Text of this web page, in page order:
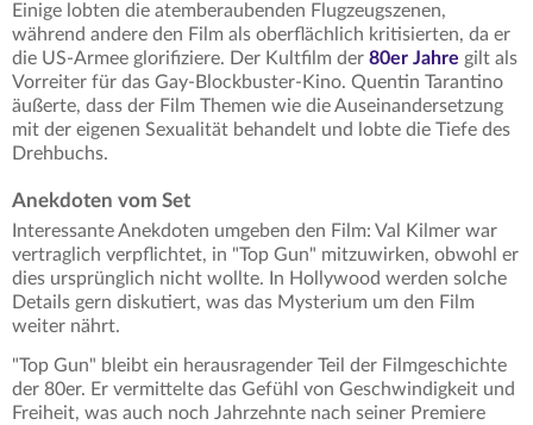
Einige lobten die atemberaubenden Flugzeugszenen,
während andere den Film als oberflächlich kritisierten, da er
die US-Armee glorifiziere. Der Kultfilm der 80er Jahre gilt als
Vorreiter für das Gay-Blockbuster-Kino. Quentin Tarantino
äußerte, dass der Film Themen wie die Auseinandersetzung
mit der eigenen Sexualität behandelt und lobte die Tiefe des
Drehbuchs.
Anekdoten vom Set
Interessante Anekdoten umgeben den Film: Val Kilmer war
vertraglich verpflichtet, in "Top Gun" mitzuwirken, obwohl er
dies ursprünglich nicht wollte. In Hollywood werden solche
Details gern diskutiert, was das Mysterium um den Film
weiter nährt.
"Top Gun" bleibt ein herausragender Teil der Filmgeschichte
der 80er. Er vermittelte das Gefühl von Geschwindigkeit und
Freiheit, was auch noch Jahrzehnte nach seiner Premiere